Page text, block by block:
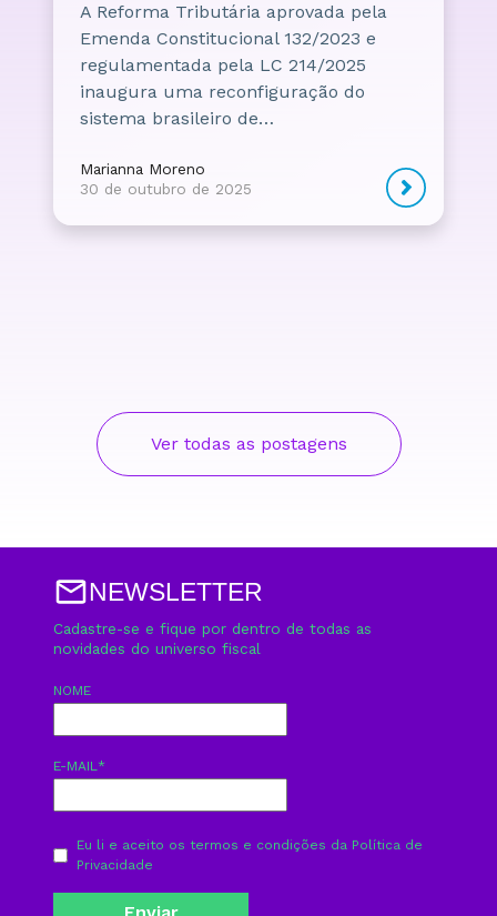
A Reforma Tributária aprovada pela
Emenda Constitucional 132/2023 e
regulamentada pela LC 214/2025
inaugura uma reconfiguração do
sistema brasileiro de…
Marianna Moreno
30 de outubro de 2025
Ver todas as postagens
NEWSLETTER
Cadastre-se e fique por dentro de todas as
novidades do universo fiscal
NOME
E-MAIL *
Eu li e aceito os termos e condições da Política de
Privacidade